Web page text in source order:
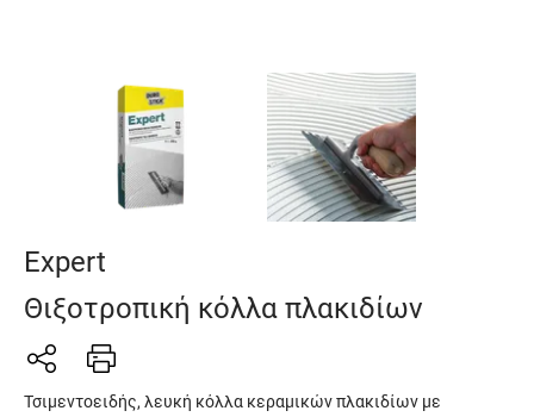
Expert
Θιξοτροπική κόλλα πλακιδίων
Τσιμεντοειδής, λευκή κόλλα κεραμικών πλακιδίων με